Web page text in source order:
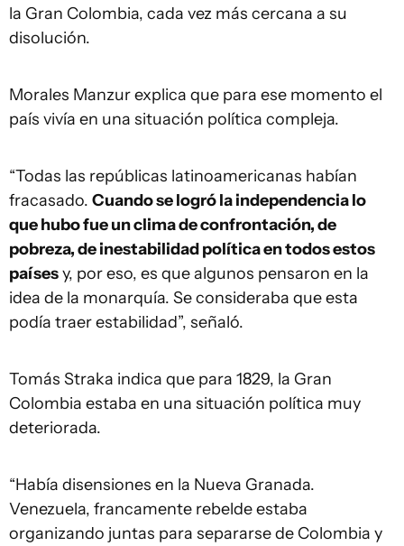
la Gran Colombia, cada vez más cercana a su
disolución.
Morales Manzur explica que para ese momento el
país vivía en una situación política compleja.
“Todas las repúblicas latinoamericanas habían
fracasado. Cuando se logró la independencia lo
que hubo fue un clima de confrontación, de
pobreza, de inestabilidad política en todos estos
paísesy, por eso, es que algunos pensaron en la
idea de la monarquía. Se consideraba que esta
podía traer estabilidad”, señaló.
Tomás Straka indica que para 1829, la Gran
Colombia estaba en una situación política muy
deteriorada.
“Había disensiones en la Nueva Granada.
Venezuela, francamente rebelde estaba
organizando juntas para separarse de Colombia y